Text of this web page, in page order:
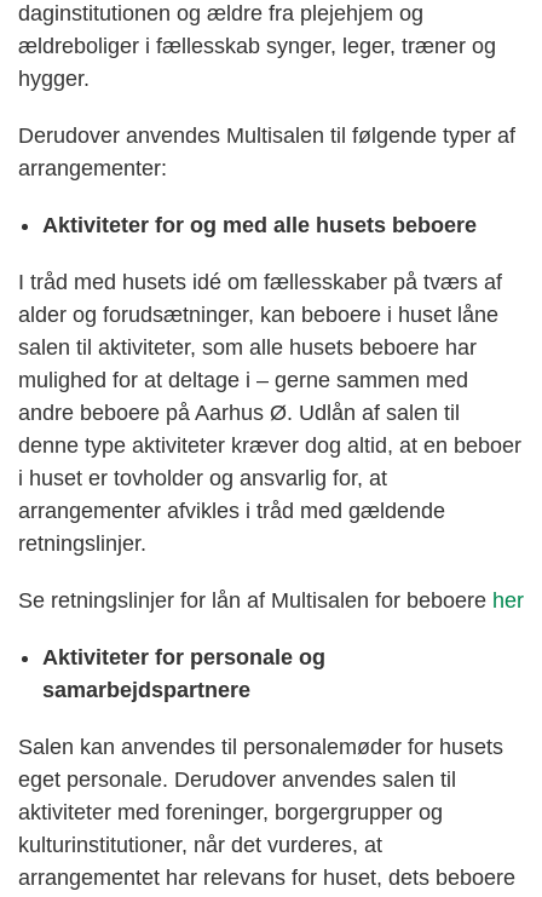
daginstitutionen og ældre fra plejehjem og
ældreboliger i fællesskab synger, leger, træner og
hygger.
Derudover anvendes Multisalen til følgende typer af
arrangementer:
Aktiviteter for og med alle husets beboere
I tråd med husets idé om fællesskaber på tværs af
alder og forudsætninger, kan beboere i huset låne
salen til aktiviteter, som alle husets beboere har
mulighed for at deltage i – gerne sammen med
andre beboere på Aarhus Ø. Udlån af salen til
denne type aktiviteter kræver dog altid, at en beboer
i huset er tovholder og ansvarlig for, at
arrangementer afvikles i tråd med gældende
retningslinjer.
Se retningslinjer for lån af Multisalen for beboere her
Aktiviteter for personale og
samarbejdspartnere
Salen kan anvendes til personalemøder for husets
eget personale. Derudover anvendes salen til
aktiviteter med foreninger, borgergrupper og
kulturinstitutioner, når det vurderes, at
arrangementet har relevans for huset, dets beboere